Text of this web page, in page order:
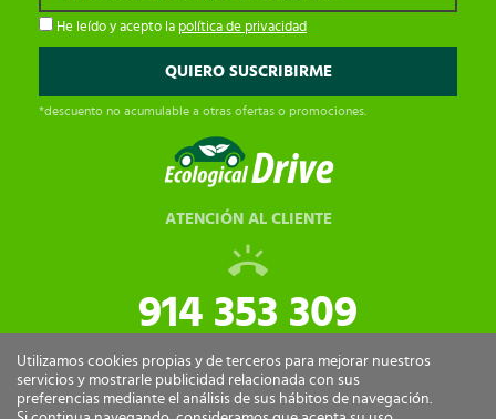
He leído y acepto la política de privacidad
*descuento no acumulable a otras ofertas o promociones.
ATENCIÓN AL CLIENTE
914 353 309
tiendaonline@ecologicaldrive.com
Utilizamos cookies propias y de terceros para mejorar nuestros
servicios y mostrarle publicidad relacionada con sus
preferencias mediante el análisis de sus hábitos de navegación.